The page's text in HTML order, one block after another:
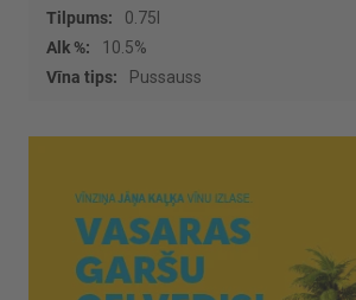
informācijas0.75l
10.5%
Pussauss